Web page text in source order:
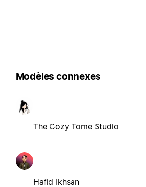
Modèles connexes
The Cozy Tome Studio
Hafid Ikhsan